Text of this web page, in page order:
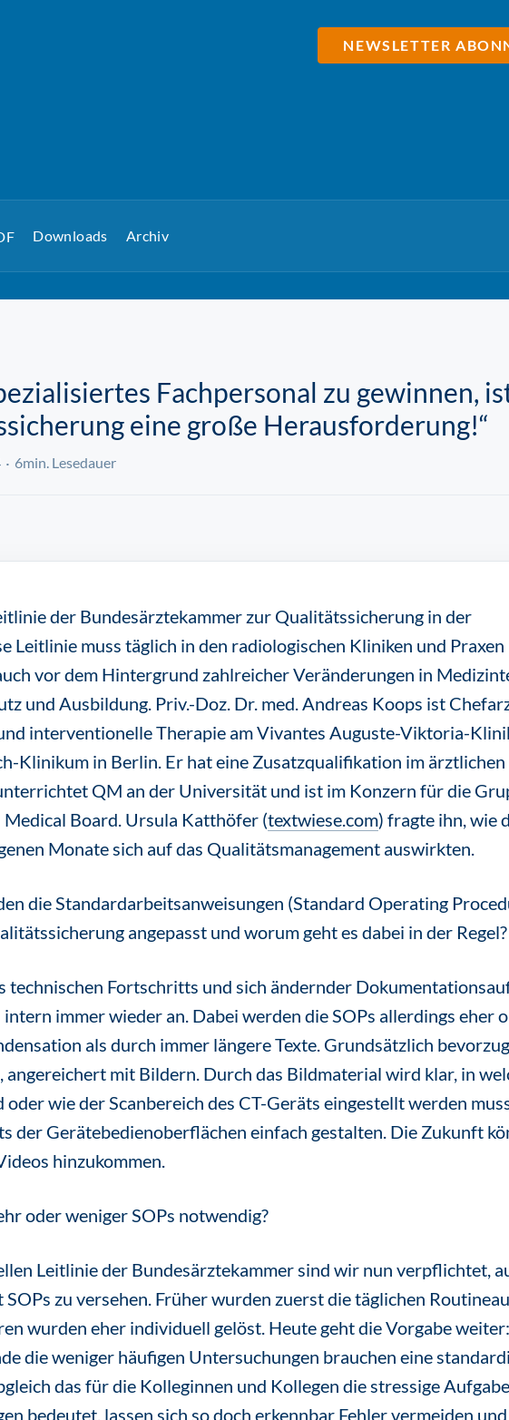
NEWSLETTER
Downloads Archiv
Fachpersonal zu gewinnen,
eine große Herausforderung!“
6min. Lesedauer
der Bundesärztekammer zur Qualitätssicherung in der
Leitlinie muss täglich in den radiologischen Kliniken und
vor dem Hintergrund zahlreicher Veränderungen in
und Ausbildung. Priv.-Doz. Dr. med. Andreas Koops ist
interventionelle Therapie am Vivantes Auguste-Viktoria-
Klinikum in Berlin. Er hat eine Zusatzqualifikation im ärztlichen
QM an der Universität und ist im Konzern für die
Medical Board. Ursula Katthöfer (textwiese.com) fragte ihn, wie
Monate sich auf das Qualitätsmanagement auswirkten.
die Standardarbeitsanweisungen (Standard Operating
angepasst und worum geht es dabei in der Regel?
technischen Fortschritts und sich ändernder
intern immer wieder an. Dabei werden die SOPs allerdings eher
als durch immer längere Texte. Grundsätzlich
angereichert mit Bildern. Durch das Bildmaterial wird klar, in
wie der Scanbereich des CT-Geräts eingestellt werden
der Gerätebedienoberflächen einfach gestalten. Die Zukunft
hinzukommen.
oder weniger SOPs notwendig?
Leitlinie der Bundesärztekammer sind wir nun verpflichtet,
zu versehen. Früher wurden zuerst die täglichen
wurden eher individuell gelöst. Heute geht die Vorgabe
die weniger häufigen Untersuchungen brauchen eine
das für die Kolleginnen und Kollegen die stressige Aufgabe
bedeutet, lassen sich so doch erkennbar Fehler vermeiden